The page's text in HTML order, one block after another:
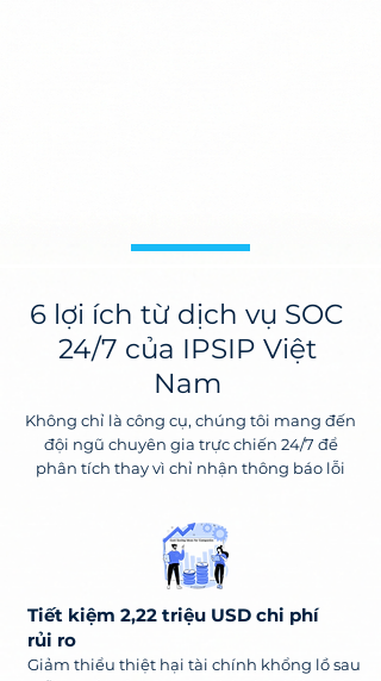
6 lợi ích từ dịch vụ SOC
24/7 của IPSIP Việt
Nam
Không chỉ là công cụ, chúng tôi mang đến
đội ngũ chuyên gia trực chiến 24/7 để
phân tích thay vì chỉ nhận thông báo lỗi
Tiết kiệm 2,22 triệu USD chi phí
rủi ro
Giảm thiểu thiệt hại tài chính khổng lồ sau